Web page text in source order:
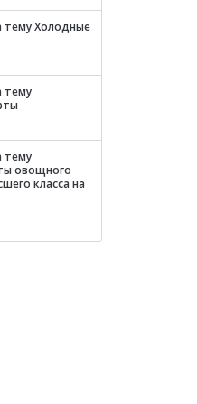
тему Холодные
тему
тему
овощного
класса на